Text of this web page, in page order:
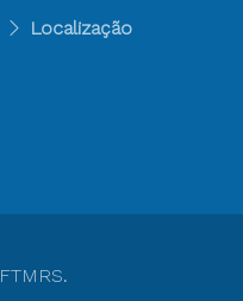
Localização
FTMRS.